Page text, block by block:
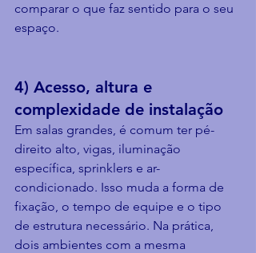
comparar o que faz sentido para o seu
espaço.
4) Acesso, altura e
complexidade de instalação
Em salas grandes, é comum ter pé-
direito alto, vigas, iluminação
específica, sprinklers e ar-
condicionado. Isso muda a forma de
fixação, o tempo de equipe e o tipo
de estrutura necessário. Na prática,
dois ambientes com a mesma